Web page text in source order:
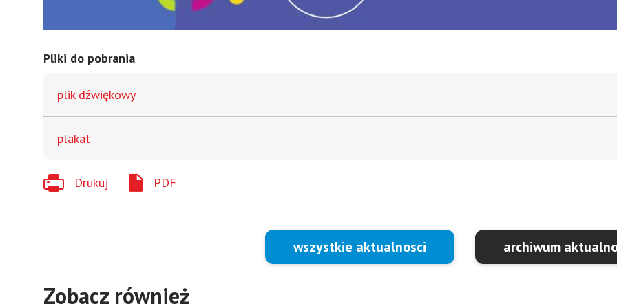
Pliki do pobrania
plik dźwiękowy
plakat
Drukuj PDF
wszystkie aktualnosci archiwum
Zobacz również